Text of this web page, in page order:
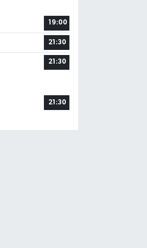
19:00
21:30
21:30
21:30